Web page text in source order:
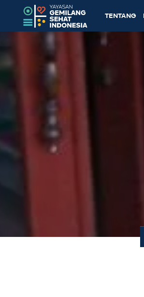
TENTANG